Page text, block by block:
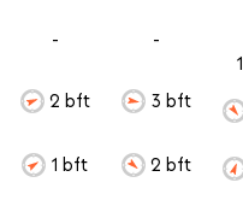
-
2 bft
1 bft
-
3 bft
2 bft